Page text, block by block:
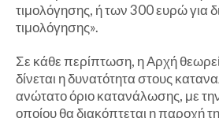
τιμολόγησης, ή των 300 ευρώ για
τιμολόγησης».
Σε κάθε περίπτωση, η Αρχή
δίνεται η δυνατότητα στους
ανώτατο όριο κατανάλωσης, με
οποίου θα διακόπτεται η παροχή